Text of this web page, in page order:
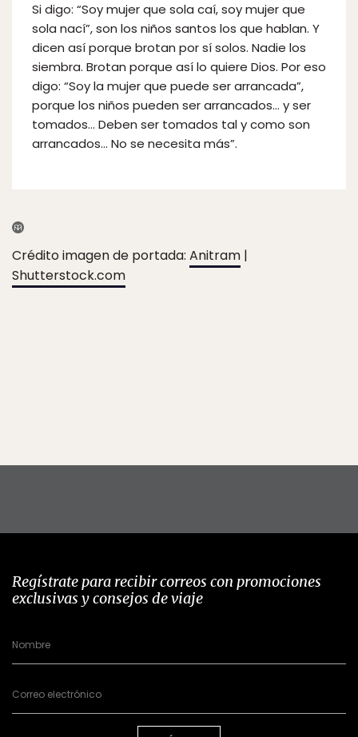
Si digo: “Soy mujer que sola caí, soy mujer que
sola nací”, son los niños santos los que hablan. Y
dicen así porque brotan por sí solos. Nadie los
siembra. Brotan porque así lo quiere Dios. Por eso
digo: “Soy la mujer que puede ser arrancada”,
porque los niños pueden ser arrancados… y ser
tomados… Deben ser tomados tal y como son
arrancados… No se necesita más”.
Crédito imagen de portada: Anitram |
Shutterstock.com
Regístrate para recibir correos con promociones
exclusivas y consejos de viaje